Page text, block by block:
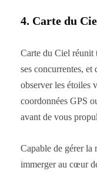
4. Carte du
Carte du Ciel réunit
ses concurrentes,
observer les étoiles
coordonnées GPS
avant de vous
Capable de gérer la
immerger au cœur